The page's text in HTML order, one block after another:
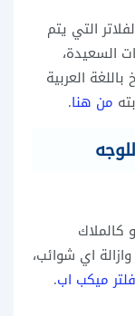
التي يتم
السعيدة،
العربية
من هنا.
كالملاك
اي شوائب،
فلتر ميكب اب.